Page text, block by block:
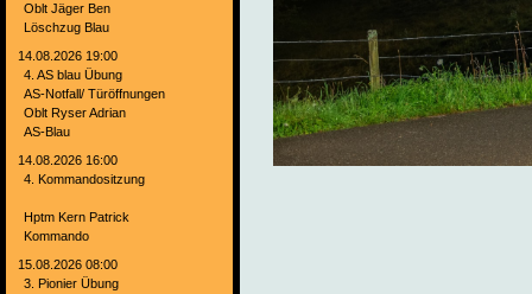
Oblt Jäger Ben
Löschzug Blau
14.08.2026 19:00
4. AS blau Übung
AS-Notfall/ Türöffnungen
Oblt Ryser Adrian
AS-Blau
14.08.2026 16:00
4. Kommandositzung
Hptm Kern Patrick
Kommando
15.08.2026 08:00
3. Pionier Übung